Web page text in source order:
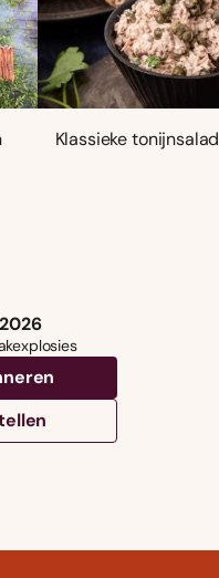
Klassieke